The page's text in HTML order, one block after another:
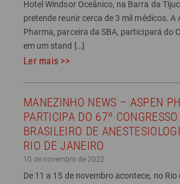
Hotel Windsor Oceânico, na Barra da
pretende reunir cerca de 3 mil médicos. A
Pharma, parceira da SBA, participará do
em um stand […]
Ler mais >>
MANEZINHO NEWS – ASPEN
PARTICIPA DO 67º CONGRESSO
BRASILEIRO DE
RIO DE JANEIRO
10 de novembro de 2022
De 11 a 15 de novembro acontece, no Rio